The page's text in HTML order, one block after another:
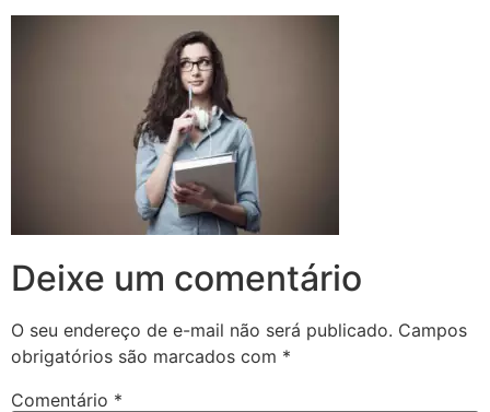
Deixe um comentário
O seu endereço de e-mail não será publicado. Campos
obrigatórios são marcados com *
Comentário *